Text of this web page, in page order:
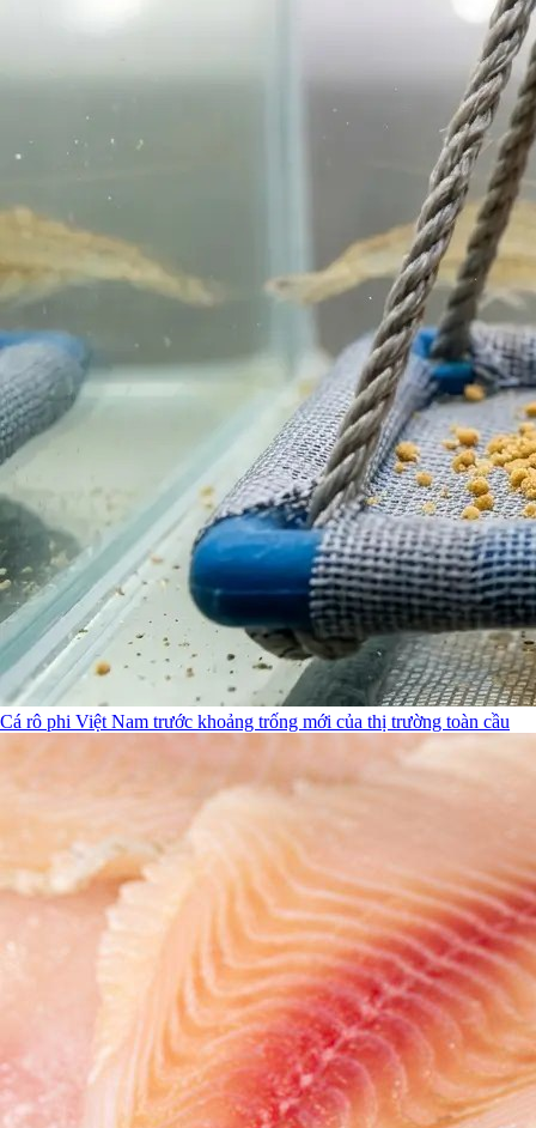
Cá rô phi Việt Nam trước khoảng trống mới của thị trường toàn cầu